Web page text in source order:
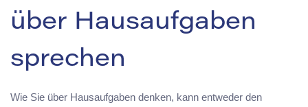
über Hausaufgaben
sprechen
Wie Sie über Hausaufgaben denken, kann entweder den